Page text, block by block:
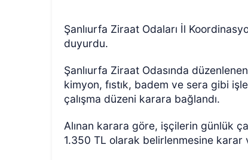
Şanlıurfa Ziraat Odaları İl
duyurdu.
Şanlıurfa Ziraat Odasında
kimyon, fıstık, badem ve sera gibi
çalışma düzeni karara bağlandı.
Alınan karara göre, işçilerin günlük
1.350 TL olarak belirlenmesine karar